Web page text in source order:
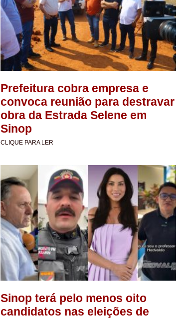
Prefeitura cobra empresa e
convoca reunião para destravar
obra da Estrada Selene em
Sinop
CLIQUE PARA LER
Sinop terá pelo menos oito
candidatos nas eleições de